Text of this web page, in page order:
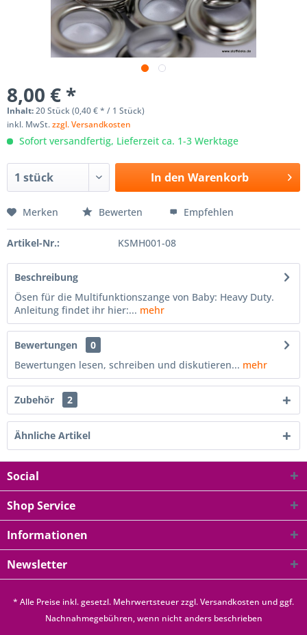
8,00 € *
Inhalt:20 Stück (0,40 € * / 1 Stück)
inkl. MwSt.zzgl. Versandkosten
Sofort versandfertig, Lieferzeit ca. 1-3 Werktage
In den Warenkorb
Merken Bewerten Empfehlen
Artikel-Nr.: KSMH001-08
Beschreibung
Ösen für die Multifunktionszange von Baby: Heavy Duty.
Anleitung findet ihr hier:... mehr
Bewertungen
0
Bewertungen lesen, schreiben und diskutieren... mehr
Zubehör 2
Ähnliche Artikel
Social
Shop Service
Informationen
Newsletter
* Alle Preise inkl. gesetzl. Mehrwertsteuer zzgl.Versandkosten und ggf.
Nachnahmegebühren, wenn nicht anders beschrieben